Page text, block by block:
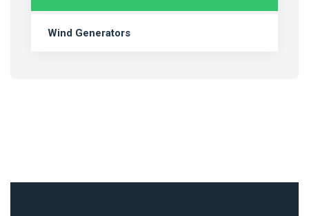
Wind Generators